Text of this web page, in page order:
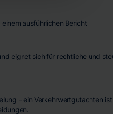
ausführlichen Bericht
eignet sich für rechtliche und
– ein Verkehrwertgutachten ist